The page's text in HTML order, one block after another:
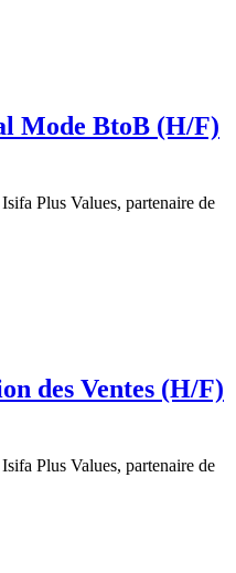
Mode BtoB (H/F)
Plus Values, partenaire de
des Ventes (H/F)
Plus Values, partenaire de